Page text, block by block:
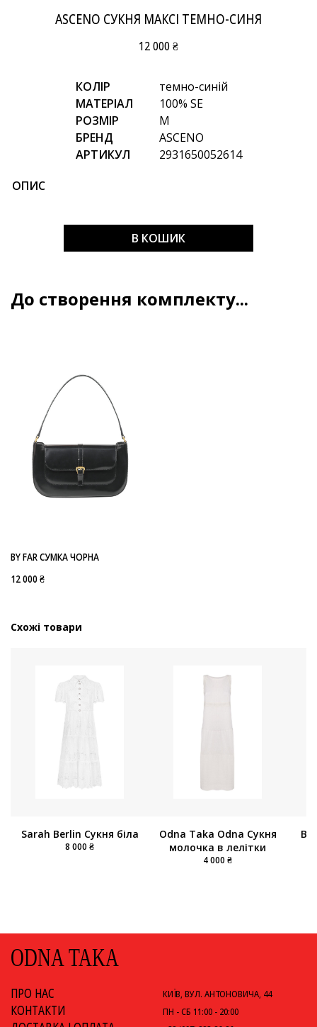
ASCENO СУКНЯ МАКСІ ТЕМНО-СИНЯ
12 000 ₴
КОЛІР
темно-синій
МАТЕРІАЛ
100% SE
РОЗМІР
M
БРЕНД
ASCENO
АРТИКУЛ
2931650052614
ОПИС
В КОШИК
До створення комплекту...
BY FAR СУМКА ЧОРНА
12 000 ₴
Схожі товари
Sarah Berlin Сукня біла
8 000 ₴
Odna Taka Odna Сукня
молочка в лелітки
4 000 ₴
ODNA TAKA
ПРО НАС
КОНТАКТИ
КИЇВ, ВУЛ. АНТОНОВИЧА, 44
ПН - СБ 11:00 - 20:00